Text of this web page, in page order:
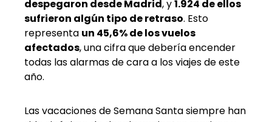
despegaron desde Madrid, y1.924 de ellos
sufrieron algún tipo de retraso. Esto
representa un 45,6% de los vuelos
afectados, una cifra que debería encender
todas las alarmas de cara a los viajes de este
año.
Las vacaciones de Semana Santa siempre han